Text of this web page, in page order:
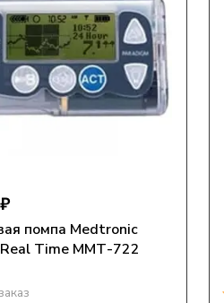
Medtronic
Time ММТ-722